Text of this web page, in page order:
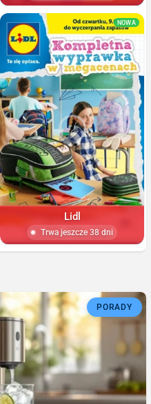
NOWA
Lidl
Trwa jeszcze 38 dni
PORADY